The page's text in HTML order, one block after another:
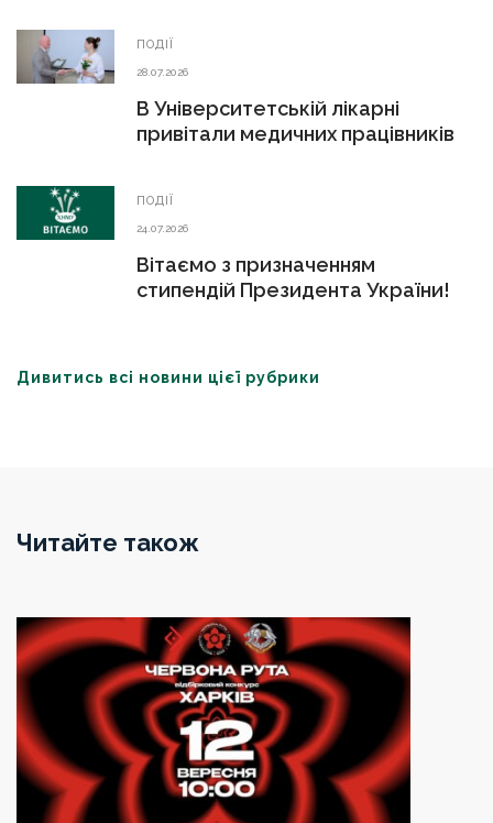
ПОДІЇ
28.07.2026
В Університетській лікарні
привітали медичних працівників
ПОДІЇ
24.07.2026
Вітаємо з призначенням
стипендій Президента України!
Дивитись всі новини цієї рубрики
Читайте також